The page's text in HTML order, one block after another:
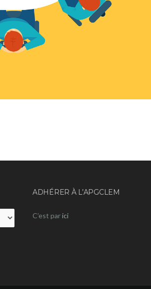
ADHÉRER À L’APGCLEM
C’est parici